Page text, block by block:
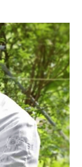
藝治療協
習設計師
啟生命力